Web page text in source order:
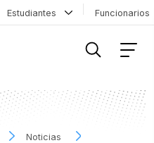
Estudiantes
Noticias